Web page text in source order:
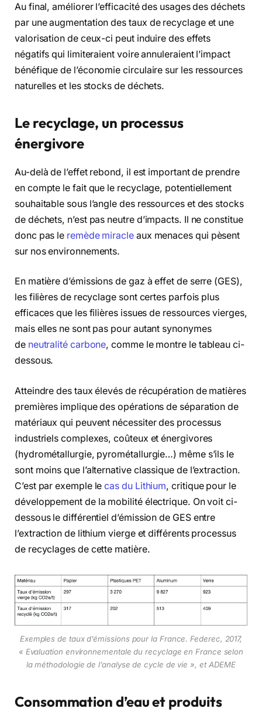
Au final, améliorer l’efficacité des usages des déchets
par une augmentation des taux de recyclage et une
valorisation de ceux-ci peut induire des effets
négatifs qui limiteraient voire annuleraient l’impact
bénéfique de l’économie circulaire sur les ressources
naturelles et les stocks de déchets.
Le recyclage, un processus
énergivore
Au-delà de l’effet rebond, il est important de prendre
en compte le fait que le recyclage, potentiellement
souhaitable sous l’angle des ressources et des stocks
de déchets, n’est pas neutre d’impacts. Il ne constitue
donc pas le remède miracleaux menaces qui pèsent
sur nos environnements.
En matière d’émissions de gaz à effet de serre (GES),
les filières de recyclage sont certes parfois plus
efficaces que les filières issues de ressources vierges,
mais elles ne sont pas pour autant synonymes
de neutralité carbone, comme le montre le tableau ci-
dessous.
Atteindre des taux élevés de récupération de matières
premières implique des opérations de séparation de
matériaux qui peuvent nécessiter des processus
industriels complexes, coûteux et énergivores
(hydrométallurgie, pyrométallurgie…) même s’ils le
sont moins que l’alternative classique de l’extraction.
C’est par exemple lecas du Lithium, critique pour le
développement de la mobilité électrique. On voit ci-
dessous le différentiel d’émission de GES entre
l’extraction de lithium vierge et différents processus
de recyclages de cette matière.
Exemples de taux d’émissions pour la France. Federec, 2017,
« Evaluation environnementale du recyclage en France selon
la méthodologie de l’analyse de cycle de vie », et ADEME
Consommation d’eau et produits